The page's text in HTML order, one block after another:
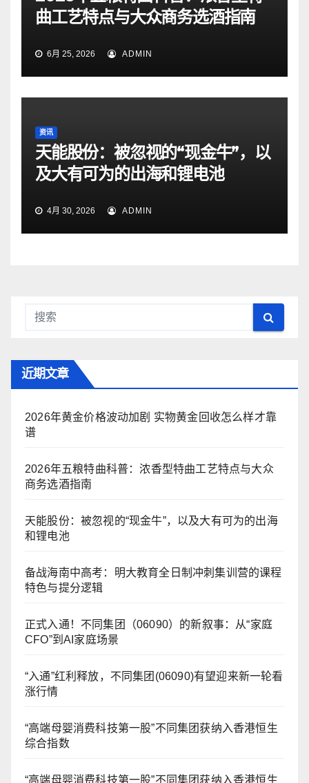
曲工艺特点与大众商务选酒指南
6月 25, 2026 ADMIN
资讯
天能股份：被忽视的“现金牛”，以
及大有可为的出海和锂电池
4月 30, 2026 ADMIN
近期文章
2026年黄金价格波动加剧 实物黄金回收怎么样才靠
谱
2026年五粮特曲科普：浓香型特曲工艺特点与大众
商务选酒指南
天能股份：被忽视的“现金牛”，以及大有可为的出海
和锂电池
备战海南中高考：明大教育全日制冲刺集训营的课程
特色与提分逻辑
正式入通！不同集团（06090）的新叙事：从“家庭
CFO”到AI家庭场景
“入通”红利释放，不同集团(06090)有望迎来新一轮看
涨行情
“高端母婴消费科技第一股”不同集团获纳入香港恒生
综合指数
“高端母婴消费科技第一股”不同集团获纳入香港恒生